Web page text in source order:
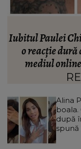
Horoscop 10
Alina
boala.
după
spună